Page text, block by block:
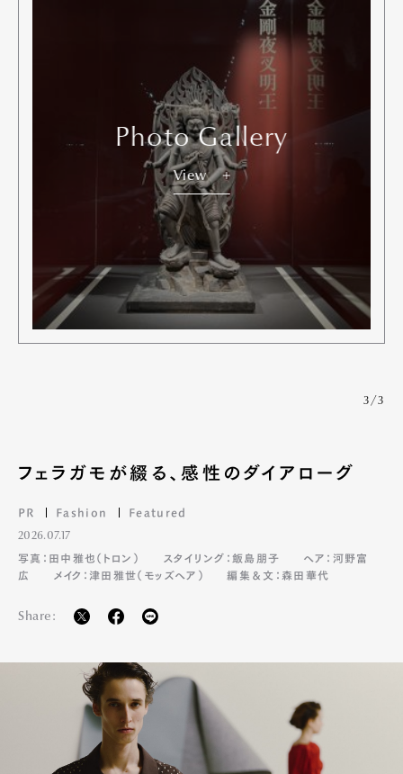
Photo Gallery
View
3/3
フェラガモが綴る、感性のダイアローグ
PR Fashion Featured
2026.07.17
写真：田中雅也（トロン）
スタイリング：飯島朋子
ヘア：河野富
広
メイク：津田雅世（モッズヘア） 編集＆文：森田華代
Share: